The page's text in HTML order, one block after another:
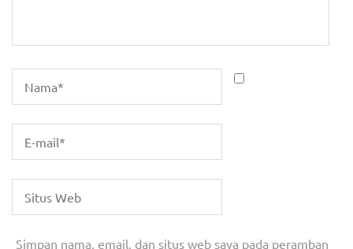
Simpan nama, email, dan situs web saya pada peramban